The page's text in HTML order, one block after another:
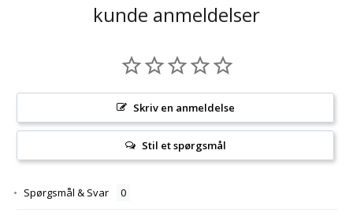
kunde anmeldelser
Skriv en anmeldelse
Stil et spørgsmål
Spørgsmål & Svar